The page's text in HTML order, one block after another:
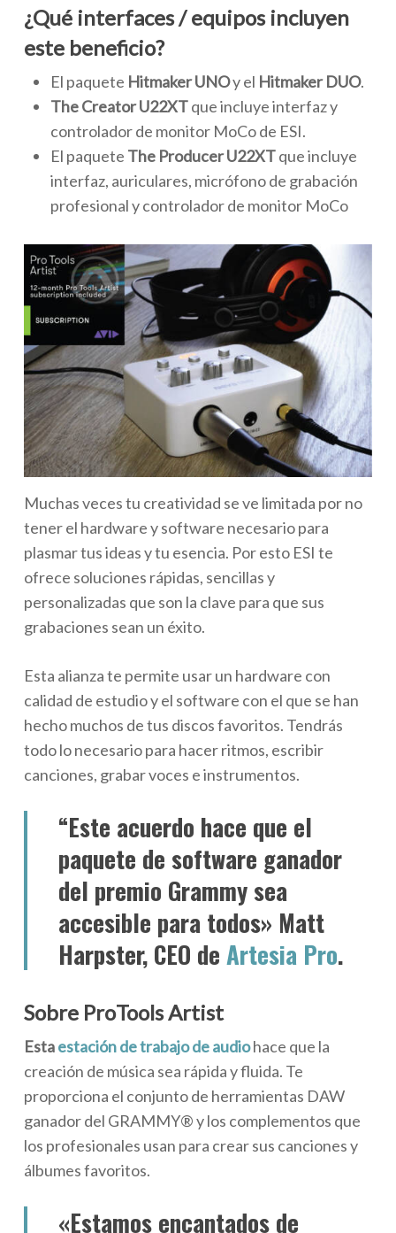
¿Qué interfaces / equipos incluyen
este beneficio?
El paquete Hitmaker UNOy el Hitmaker DUO.
The Creator U22XTque incluye interfaz y
controlador de monitor MoCo de ESI.
El paquete The Producer U22XTque incluye
interfaz, auriculares, micrófono de grabación
profesional y controlador de monitor MoCo
Muchas veces tu creatividad se ve limitada por no
tener el hardware y software necesario para
plasmar tus ideas y tu esencia. Por esto ESI te
ofrece soluciones rápidas, sencillas y
personalizadas que son la clave para que sus
grabaciones sean un éxito.
Esta alianza te permite usar un hardware con
calidad de estudio y el software con el que se han
hecho muchos de tus discos favoritos. Tendrás
todo lo necesario para hacer ritmos, escribir
canciones, grabar voces e instrumentos.
“Este acuerdo hace que el
paquete de software ganador
del premio Grammy sea
accesible para todos» Matt
Harpster, CEO deArtesia Pro.
Sobre ProTools Artist
Estaestación de trabajo de audiohace que la
creación de música sea rápida y fluida. Te
proporciona el conjunto de herramientas DAW
ganador del GRAMMY® y los complementos que
los profesionales usan para crear sus canciones y
álbumes favoritos.
«Estamos encantados de